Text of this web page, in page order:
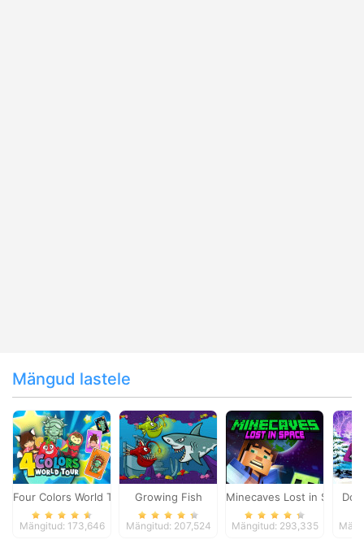
Mängud lastele
Four Colors World Tour
Mängitud: 173,646
Growing Fish
Mängitud: 207,524
Minecaves Lost in Space
Mängitud: 293,335